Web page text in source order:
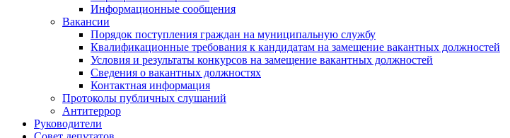
Информационные сообщения
Вакансии
Порядок поступления граждан на муниципальную службу
Квалификационные требования к кандидатам на замещение вакантных должностей
Условия и результаты конкурсов на замещение вакантных должностей
Сведения о вакантных должностях
Контактная информация
Протоколы публичных слушаний
Антитеррор
Руководители